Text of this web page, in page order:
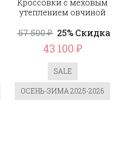
Кроссовки с меховым
утеплением овчиной
57 500₽ 25% Скидка
43 100 ₽
SALE
ОСЕНЬ-ЗИМА 2025-2026